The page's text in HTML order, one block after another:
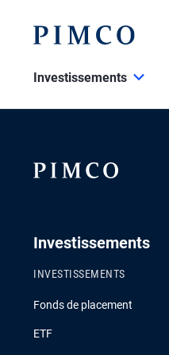
Investissements
Investissements
INVESTISSEMENTS
Fonds de placement
ETF